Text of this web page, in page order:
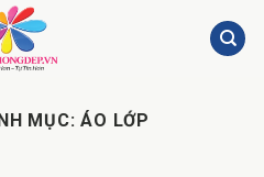
MỤC:ÁO LỚP